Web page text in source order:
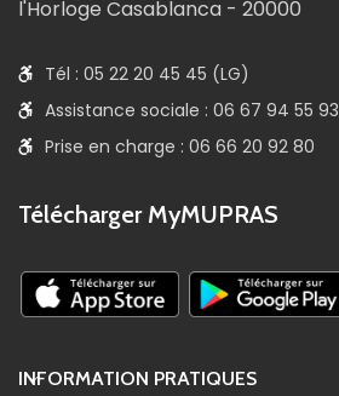
l'Horloge Casablanca - 20000
Tél : 05 22 20 45 45 (LG)
Assistance sociale : 06 67 94 55 93
Prise en charge : 06 66 20 92 80
Télécharger MyMUPRAS
INFORMATION PRATIQUES